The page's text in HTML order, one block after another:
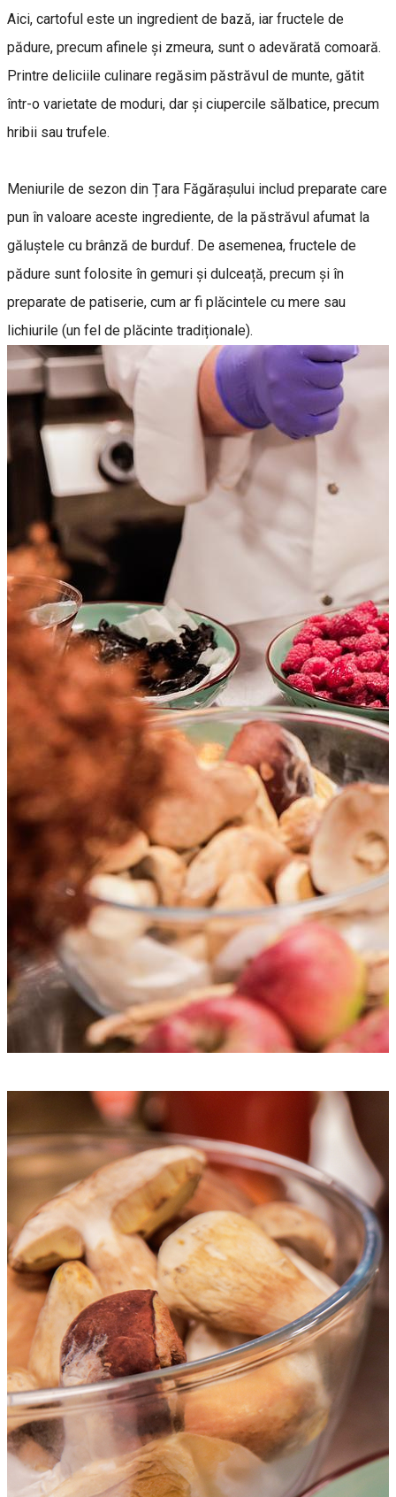
Aici, cartoful este un ingredient de bază, iar fructele de
pădure, precum afinele și zmeura, sunt o adevărată comoară.
Printre deliciile culinare regăsim păstrăvul de munte, gătit
într-o varietate de moduri, dar și ciupercile sălbatice, precum
hribii sau trufele.
Meniurile de sezon din Țara Făgărașului includ preparate care
pun în valoare aceste ingrediente, de la păstrăvul afumat la
găluștele cu brânză de burduf. De asemenea, fructele de
pădure sunt folosite în gemuri și dulceață, precum și în
preparate de patiserie, cum ar fi plăcintele cu mere sau
lichiurile (un fel de plăcinte tradiționale).